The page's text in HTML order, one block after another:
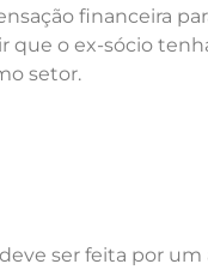
financeira
que o ex-sócio
setor.
ser feita por